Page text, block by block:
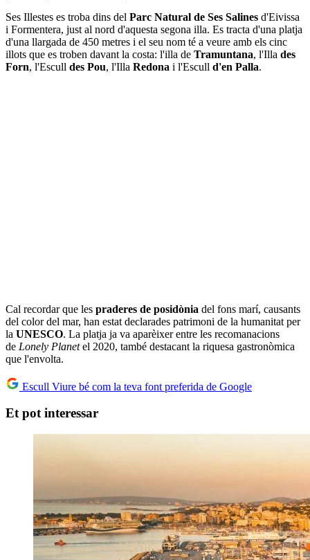
Ses Illestes es troba dins del Parc Natural de Ses Salines d'Eivissa
i Formentera, just al nord d'aquesta segona illa. Es tracta d'una platja
d'una llargada de 450 metres i el seu nom té a veure amb els cinc
illots que es troben davant la costa: l'illa de Tramuntana, l'Illa des
Forn, l'Escull des Pou, l'Illa Redona i l'Escull d'en Palla.
Cal recordar que les praderes de posidònia del fons marí, causants
del color del mar, han estat declarades patrimoni de la humanitat per
la UNESCO. La platja ja va aparèixer entre les recomanacions
de Lonely Planetel 2020, també destacant la riquesa gastronòmica
que l'envolta.
Escull Viure bé com la teva font preferida de Google
Et pot interessar